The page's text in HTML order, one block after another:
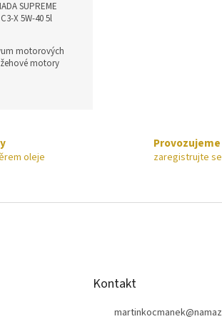
SUPREME
X 5W-40 5l
motorových
motory
oleje zaregistrujte
Kontakt
martinkocmanek@namaz